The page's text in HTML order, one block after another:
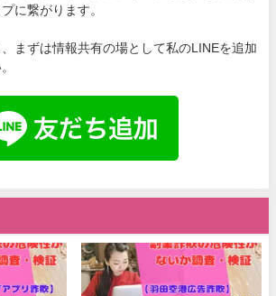
に繋がります。
まずは情報共有の場として私のLINEを追加